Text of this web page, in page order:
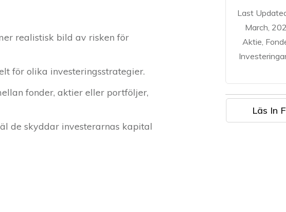
realistisk bild av risken för
för olika investeringsstrategier.
fonder, aktier eller portföljer,
de skyddar investerarnas kapital
Last
March,
Aktie,
Läs In